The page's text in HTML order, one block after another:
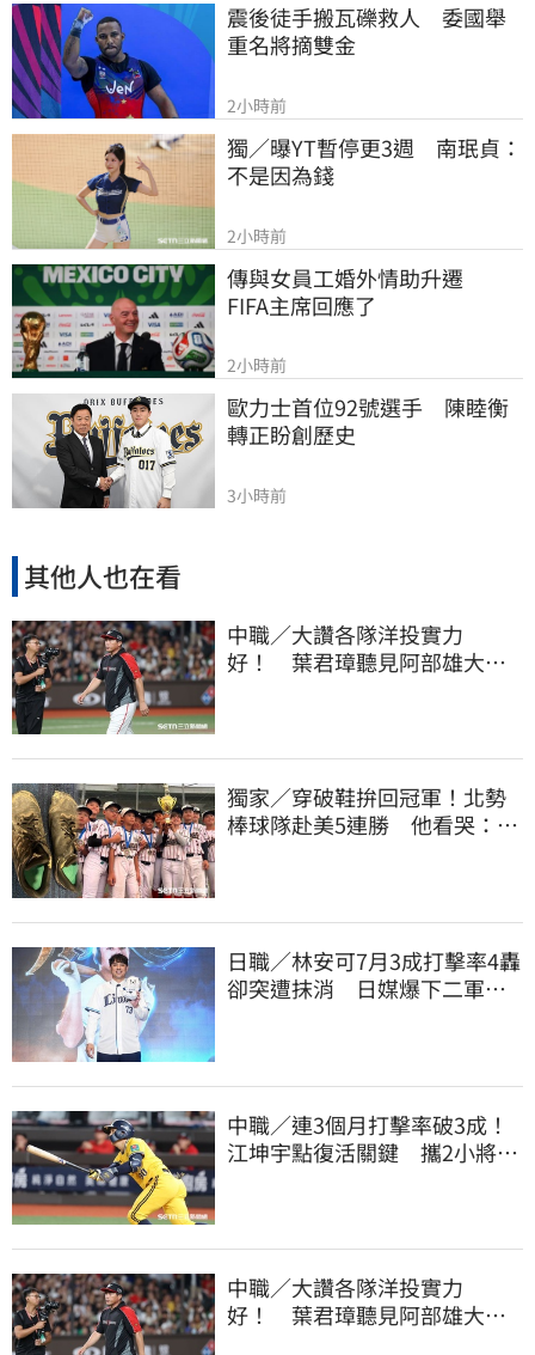
震後徒手搬瓦礫救人　委國舉
重名將摘雙金
2小時前
獨／曝YT暫停更3週　南珉貞：
不是因為錢
2小時前
傳與女員工婚外情助升遷
FIFA主席回應了
2小時前
歐力士首位92號選手　陳睦衡
轉正盼創歷史
3小時前
其他人也在看
中職／大讚各隊洋投實力
好！ 葉君璋聽見阿部雄大被
獨家／穿破鞋拚回冠軍！北勢
棒球隊赴美5連勝 他看哭：台
日職／林安可7月3成打擊率4轟
卻突遭抹消 日媒爆下二軍背
中職／連3個月打擊率破3成！
江坤宇點復活關鍵 攜2小將赴
中職／大讚各隊洋投實力
好！ 葉君璋聽見阿部雄大被